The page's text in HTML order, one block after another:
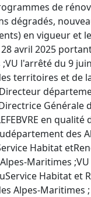
de
dégradés,
en vigueur et
avril 2025
l'arrêté du 9
territoires et de
Générale
en
des
Habitat
Maritimes
Habitat et
Alpes-Maritimes ;